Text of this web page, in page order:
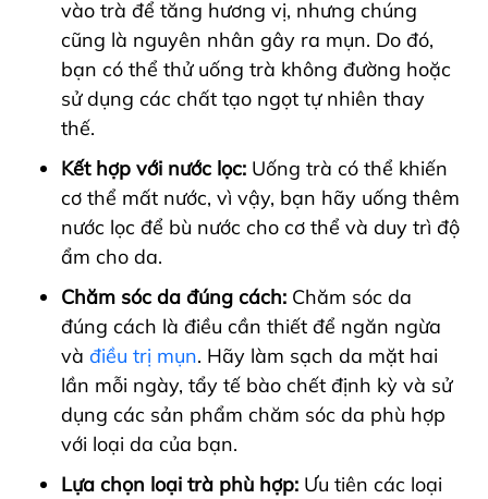
vào trà để tăng hương vị, nhưng chúng
cũng là nguyên nhân gây ra mụn. Do đó,
bạn có thể thử uống trà không đường hoặc
sử dụng các chất tạo ngọt tự nhiên thay
thế.
Kết hợp với nước lọc: Uống trà có thể khiến
cơ thể mất nước, vì vậy, bạn hãy uống thêm
nước lọc để bù nước cho cơ thể và duy trì độ
ẩm cho da.
Chăm sóc da đúng cách: Chăm sóc da
đúng cách là điều cần thiết để ngăn ngừa
và điều trị mụn. Hãy làm sạch da mặt hai
lần mỗi ngày, tẩy tế bào chết định kỳ và sử
dụng các sản phẩm chăm sóc da phù hợp
với loại da của bạn.
Lựa chọn loại trà phù hợp: Ưu tiên các loại